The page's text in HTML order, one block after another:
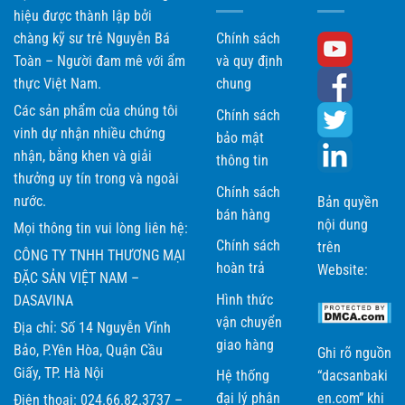
hiệu được thành lập bởi
chàng kỹ sư trẻ Nguyễn Bá
Toàn – Người đam mê với ẩm
thực Việt Nam.
Các sản phẩm của chúng tôi
vinh dự nhận nhiều chứng
nhận, bằng khen và giải
thưởng uy tín trong và ngoài
nước.
Mọi thông tin vui lòng liên hệ:
CÔNG TY TNHH THƯƠNG MẠI
ĐẶC SẢN VIỆT NAM –
DASAVINA
Địa chỉ: Số 14 Nguyễn Vĩnh
Bảo, P.Yên Hòa, Quận Cầu
Giấy, TP. Hà Nội
Điện thoại: 024.66.82.3737 –
Chính sách
và quy định
chung
Chính sách
bảo mật
thông tin
Chính sách
bán hàng
Chính sách
hoàn trả
Hình thức
vận chuyển
giao hàng
Hệ thống
đại lý phân
Bản quyền
nội dung
trên
Website:
Ghi rõ nguồn
“dacsanbaki
en.com” khi